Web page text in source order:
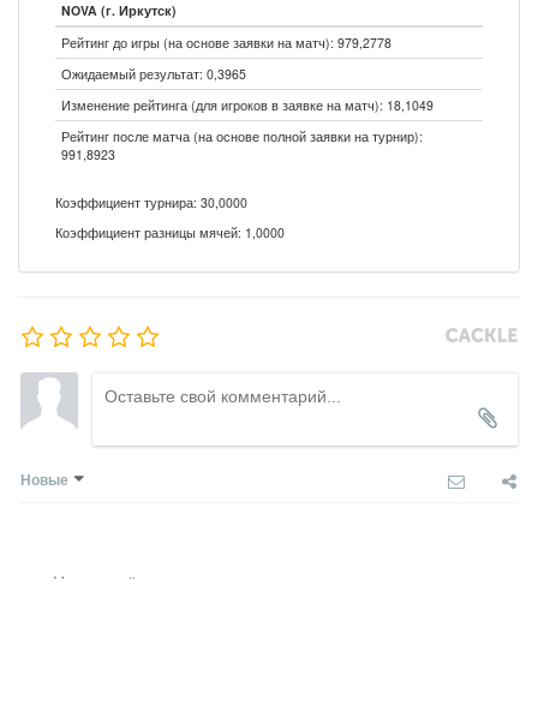
NOVA (г. Иркутск)
Рейтинг до игры (на основе заявки на матч): 979,2778
Ожидаемый результат: 0,3965
Изменение рейтинга (для игроков в заявке на матч): 18,1049
Рейтинг после матча (на основе полной заявки на турнир):
991,8923
Коэффициент турнира: 30,0000
Коэффициент разницы мячей: 1,0000
Новые
Никто ещё не оставил комментариев, станьте первым.